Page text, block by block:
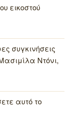
εικοστού
συγκινήσεις
Ντόνι,
αυτό το